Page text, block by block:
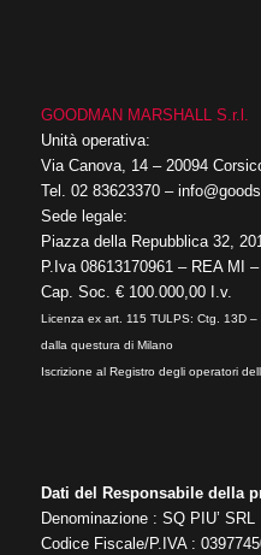
GOODMAN MARSHALL S.r.l.
Unità operativa:
Via Canova, 14 – 20094
Tel. 02 83623370–
Sede legale:
Piazza della Repubblica 32,
P.Iva 08613170961 – REA MI
Cap. Soc. € 100.000,00 I.v.
Licenza ex art. 115 TULPS: Ctg. 13D
dalla questura di Milano
Iscrizione al Registro degli operatori
Dati del Responsabile della
Denominazione : SQ PIU’ SRL
Codice Fiscale/P.IVA :